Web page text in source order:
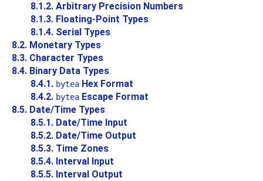
8.1.2. Arbitrary Precision Numbers
8.1.3. Floating-Point Types
8.1.4. Serial Types
8.2. Monetary Types
8.3. Character Types
8.4. Binary Data Types
8.4.1. bytea Hex Format
8.4.2. bytea Escape Format
8.5. Date/Time Types
8.5.1. Date/Time Input
8.5.2. Date/Time Output
8.5.3. Time Zones
8.5.4. Interval Input
8.5.5. Interval Output